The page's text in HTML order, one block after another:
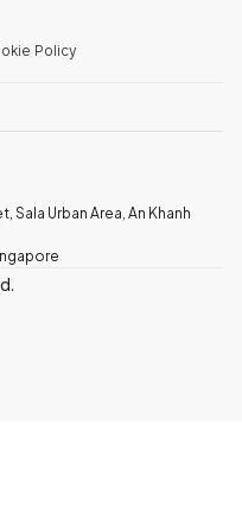
Policy
Urban Area, An Khanh